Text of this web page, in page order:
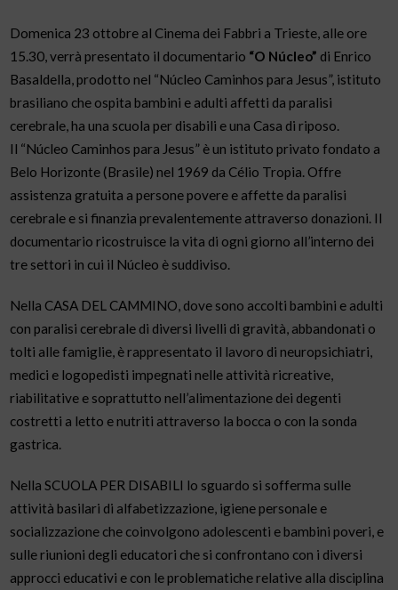
Domenica 23 ottobre al Cinema dei Fabbri a Trieste, alle ore
15.30, verrà presentato il documentario “O Núcleo” di Enrico
Basaldella, prodotto nel “Núcleo Caminhos para Jesus”, istituto
brasiliano che ospita bambini e adulti affetti da paralisi
cerebrale, ha una scuola per disabili e una Casa di riposo.
Il “Núcleo Caminhos para Jesus” è un istituto privato fondato a
Belo Horizonte (Brasile) nel 1969 da Célio Tropia. Offre
assistenza gratuita a persone povere e affette da paralisi
cerebrale e si finanzia prevalentemente attraverso donazioni. Il
documentario ricostruisce la vita di ogni giorno all’interno dei
tre settori in cui il Núcleo è suddiviso.
Nella CASA DEL CAMMINO, dove sono accolti bambini e adulti
con paralisi cerebrale di diversi livelli di gravità, abbandonati o
tolti alle famiglie, è rappresentato il lavoro di neuropsichiatri,
medici e logopedisti impegnati nelle attività ricreative,
riabilitative e soprattutto nell’alimentazione dei degenti
costretti a letto e nutriti attraverso la bocca o con la sonda
gastrica.
Nella SCUOLA PER DISABILI lo sguardo si sofferma sulle
attività basilari di alfabetizzazione, igiene personale e
socializzazione che coinvolgono adolescenti e bambini poveri, e
sulle riunioni degli educatori che si confrontano con i diversi
approcci educativi e con le problematiche relative alla disciplina